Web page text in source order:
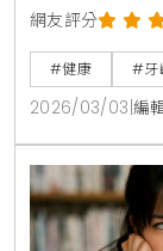
並提供從洗牙
策。掌握正確
骨流失，找回
網友評分
#健康 #牙
2026/03/03 編